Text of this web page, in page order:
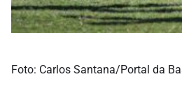
Foto: Carlos Santana/Portal da